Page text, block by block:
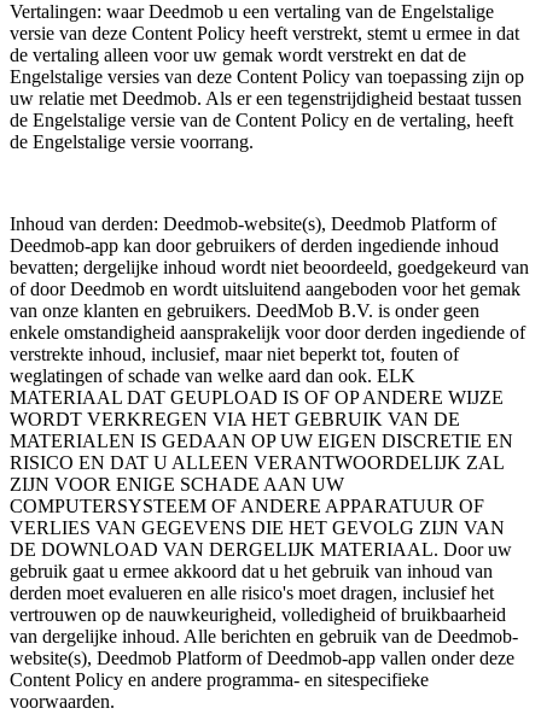
Vertalingen: waar Deedmob u een vertaling van de Engelstalige
versie van deze Content Policy heeft verstrekt, stemt u ermee in dat
de vertaling alleen voor uw gemak wordt verstrekt en dat de
Engelstalige versies van deze Content Policy van toepassing zijn op
uw relatie met Deedmob. Als er een tegenstrijdigheid bestaat tussen
de Engelstalige versie van de Content Policy en de vertaling, heeft
de Engelstalige versie voorrang.
Inhoud van derden: Deedmob-website(s), Deedmob Platform of
Deedmob-app kan door gebruikers of derden ingediende inhoud
bevatten; dergelijke inhoud wordt niet beoordeeld, goedgekeurd van
of door Deedmob en wordt uitsluitend aangeboden voor het gemak
van onze klanten en gebruikers. DeedMob B.V. is onder geen
enkele omstandigheid aansprakelijk voor door derden ingediende of
verstrekte inhoud, inclusief, maar niet beperkt tot, fouten of
weglatingen of schade van welke aard dan ook. ELK
MATERIAAL DAT GEUPLOAD IS OF OP ANDERE WIJZE
WORDT VERKREGEN VIA HET GEBRUIK VAN DE
MATERIALEN IS GEDAAN OP UW EIGEN DISCRETIE EN
RISICO EN DAT U ALLEEN VERANTWOORDELIJK ZAL
ZIJN VOOR ENIGE SCHADE AAN UW
COMPUTERSYSTEEM OF ANDERE APPARATUUR OF
VERLIES VAN GEGEVENS DIE HET GEVOLG ZIJN VAN
DE DOWNLOAD VAN DERGELIJK MATERIAAL. Door uw
gebruik gaat u ermee akkoord dat u het gebruik van inhoud van
derden moet evalueren en alle risico's moet dragen, inclusief het
vertrouwen op de nauwkeurigheid, volledigheid of bruikbaarheid
van dergelijke inhoud. Alle berichten en gebruik van de Deedmob-
website(s), Deedmob Platform of Deedmob-app vallen onder deze
Content Policy en andere programma- en sitespecifieke
voorwaarden.